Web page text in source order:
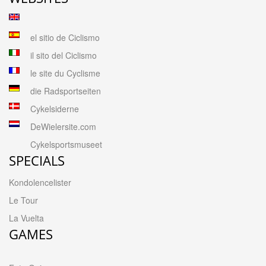
el sitio de Ciclismo
il sito del Ciclismo
le site du Cyclisme
die Radsportseiten
Cykelsiderne
DeWielersite.com
Cykelsportsmuseet
SPECIALS
Kondolencelister
Le Tour
La Vuelta
GAMES